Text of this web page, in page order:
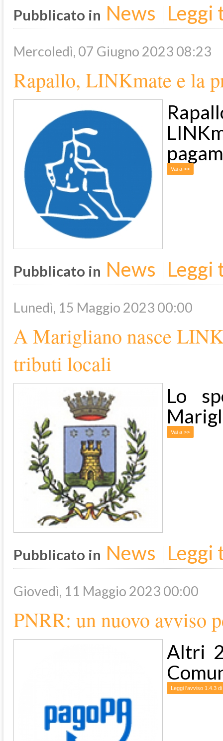
Pubblicato in News Leggi
Mercoledì, 07 Giugno 2023 08:23
Rapallo, LINKmate e la
Vai a >>
Pubblicato in News Leggi
Lunedì, 15 Maggio 2023 00:00
A Marigliano nasce
tributi locali
Lo
Vai a >>
Pubblicato in News Leggi
Giovedì, 11 Maggio 2023 00:00
PNRR: un nuovo avviso
Altri
Leggi l'avviso 1.4.3